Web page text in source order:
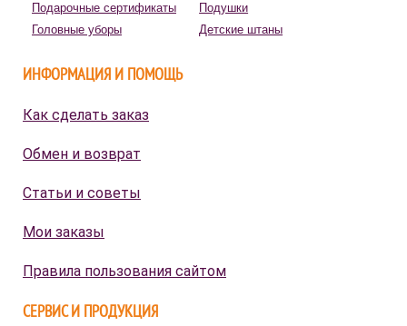
Подарочные сертификаты
Подушки
Головные уборы
Детские штаны
ИНФОРМАЦИЯ И ПОМОЩЬ
Как сделать заказ
Обмен и возврат
Статьи и советы
Мои заказы
Правила пользования сайтом
СЕРВИС И ПРОДУКЦИЯ